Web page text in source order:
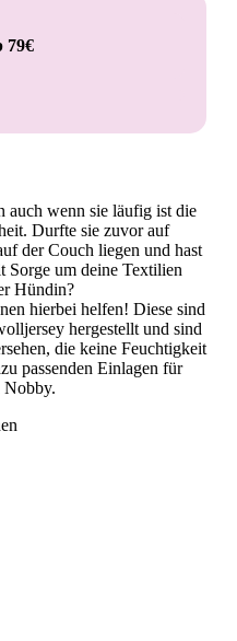
79€
auch wenn sie läufig ist die
Durfte sie zuvor auf
der Couch liegen und hast
Sorge um deine Textilien
Hündin?
hierbei helfen! Diese sind
hergestellt und sind
die keine Feuchtigkeit
passenden Einlagen für
Nobby.